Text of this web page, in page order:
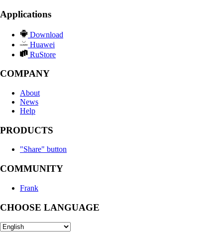
Applications
Download
Huawei
RuStore
COMPANY
About
News
Help
PRODUCTS
"Share" button
COMMUNITY
Frank
CHOOSE LANGUAGE